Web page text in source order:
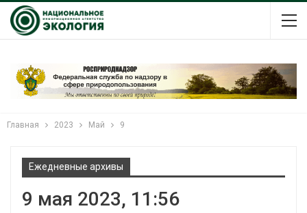
Главная 2023 Май 9
Ежедневные архивы
9 мая 2023, 11:56